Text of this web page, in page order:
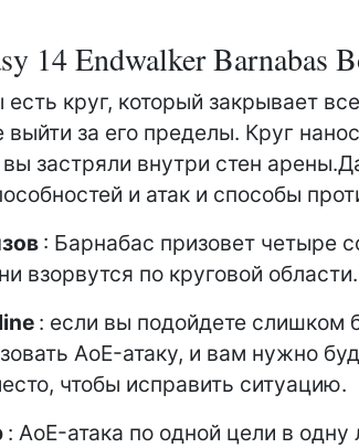
14 Endwalker Barnabas
круг, который закрывает
за его пределы. Круг
вы застряли внутри стен
и атак и способы
: Барнабас призовет четыре
взорвутся по круговой области.
: если вы подойдете слишком
AoE-атаку, и вам нужно
чтобы исправить ситуацию.
: AoE-атака по одной цели в одну